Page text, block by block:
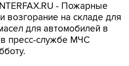
- Пожарные
возгорание на складе для
для автомобилей в
пресс-службе МЧС